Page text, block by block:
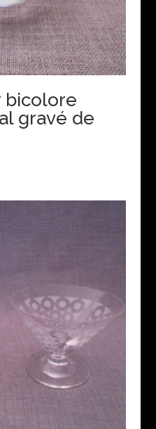
bicolore
gravé de